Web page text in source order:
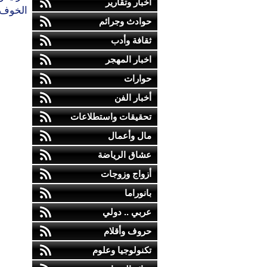
أخبار وتقارير
حوادث وجرائم
ثقافة وأدب
اخبار المهجر
حوارات
أخبار الفن
تحقيقات واستطلاعات
مال وأعمال
عشاق الرياضة
أزواج وزوجات
بانوراما
عربي .. دولي
حروف وأقلام
تكنولوجيا وعلوم